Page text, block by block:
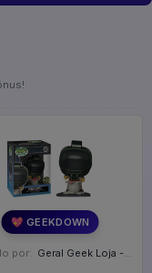
💖 GEEKDOWN
por: Geral Geek Loja - SP